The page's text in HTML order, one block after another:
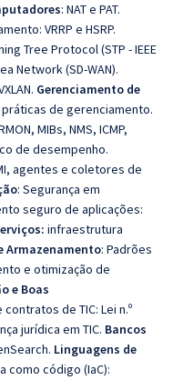
: NAT e PAT.
VRRP e HSRP.
Tree Protocol (STP - IEEE
Network (SD-WAN).
Gerenciamento de
de gerenciamento.
MIBs, NMS, ICMP,
de desempenho.
agentes e coletores de
: Segurança em
seguro de aplicações:
infraestrutura
Armazenamento: Padrões
e otimização de
e Boas
de TIC: Lei n.º
jurídica em TIC. Bancos
Linguagens de
como código (IaC):